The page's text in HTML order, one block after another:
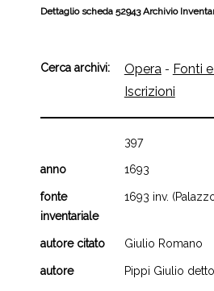
Dettaglio scheda 52943 Archivio
Cerca archivi: Opera - Fonti
Iscrizioni
397
anno 1693
fonte
inventariale
1693 inv.
autore citato Giulio Romano
autore Pippi Giulio